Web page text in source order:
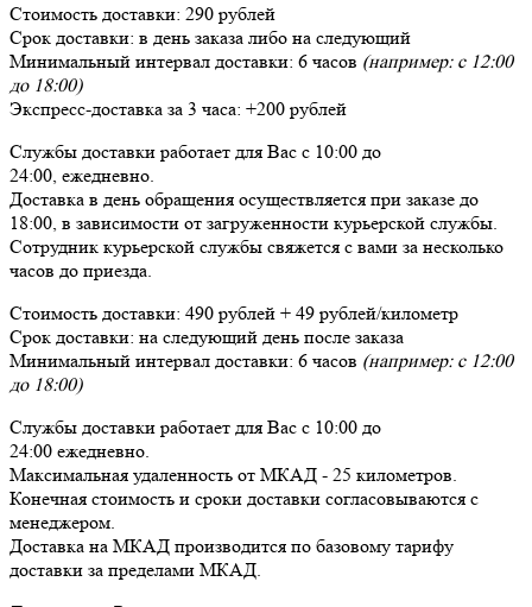
Стоимость доставки: 290 рублей
Срок доставки: в день заказа либо на следующий
Минимальный интервал доставки: 6 часов (например: с 12:00
до 18:00)
Экспресс-доставка за 3 часа: +200 рублей
Службы доставки работает для Вас с 10:00 до
24:00, ежедневно
Доставка в день обращения осуществляется при заказе до
18:00, в зависимости от загруженности курьерской службы.
Сотрудник курьерской службы свяжется с вами за несколько
часов до приезда.
Стоимость доставки: 490 рублей + 49 рублей/километр
Срок доставки: на следующий день после заказа
Минимальный интервал доставки: 6 часов (например: с 12:00
до 18:00)
Службы доставки работает для Вас с 10:00 до
24:00 ежедневно
Максимальная удаленность от МКАД - 25 километров
Конечная стоимость и сроки доставки согласовываются с
менеджером.
Доставка на МКАД производится по базовому тарифу
доставки за пределами МКАД.